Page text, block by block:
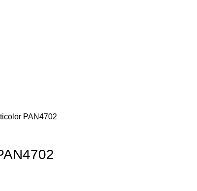
PAN4702